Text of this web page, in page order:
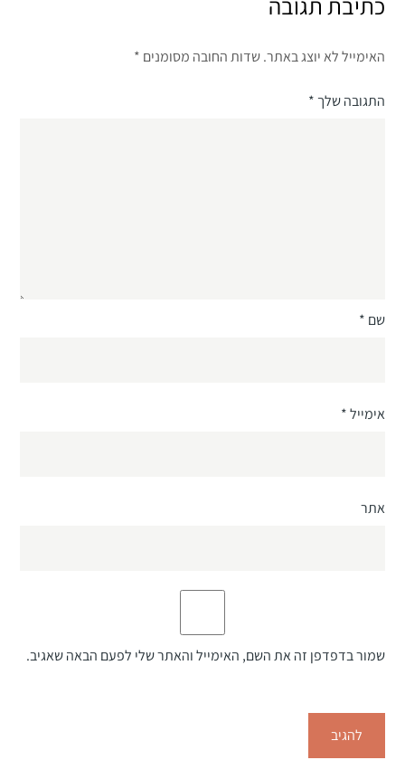
האימייל לא יוצג באתר. שדות החובה מסומנים *
התגובה שלך*
שם *
אימייל*
אתר
שמור בדפדפן זה את השם, האימייל והאתר שלי לפעם הבאה שאגיב.